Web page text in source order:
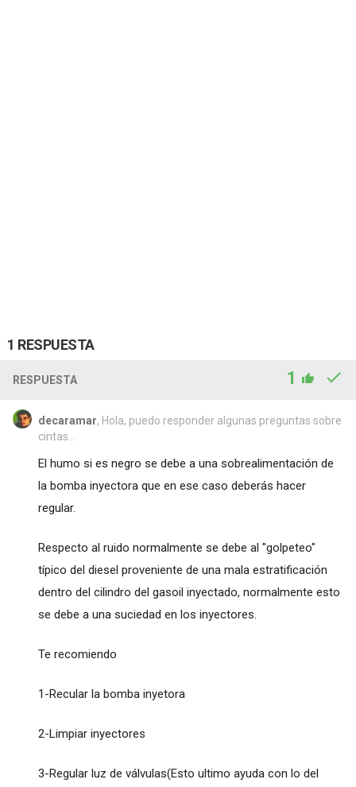
1 RESPUESTA
RESPUESTA 1
decaramar, Hola, puedo responder algunas preguntas sobre
cintas...
El humo si es negro se debe a una sobrealimentación de
la bomba inyectora que en ese caso deberás hacer
regular.
Respecto al ruido normalmente se debe al "golpeteo"
típico del diesel proveniente de una mala estratificación
dentro del cilindro del gasoil inyectado, normalmente esto
se debe a una suciedad en los inyectores.
Te recomiendo
1-Recular la bomba inyetora
2-Limpiar inyectores
3-Regular luz de válvulas(Esto ultimo ayuda con lo del